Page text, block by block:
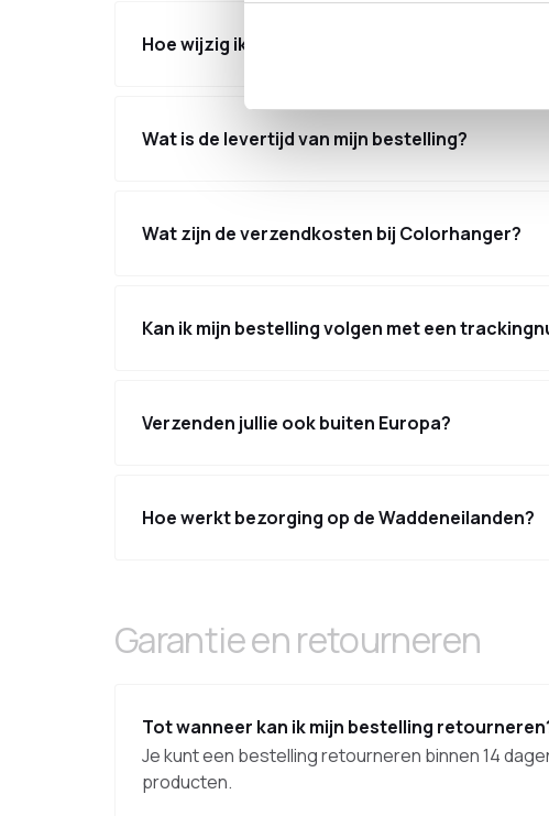
Hoe wijzig ik mijn bestelling?
Wat is de levertijd van mijn bestelling?
Wat zijn de verzendkosten bij Colorhanger?
Kan ik mijn bestelling volgen met een
Verzenden jullie ook buiten Europa?
Hoe werkt bezorging op de Waddeneilanden?
Garantie en retourneren
Tot wanneer kan ik mijn bestelling
Je kunt een bestelling retourneren binnen 14
producten.